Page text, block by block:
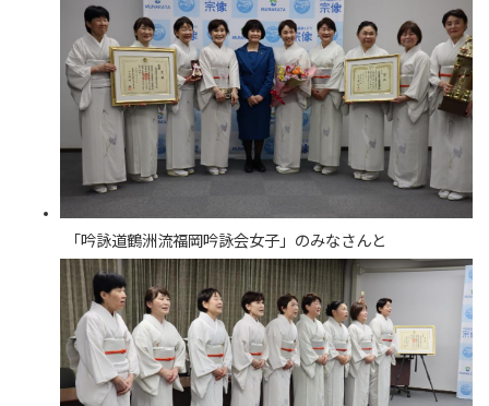
「吟詠道鶴洲流福岡吟詠会女子」のみなさんと